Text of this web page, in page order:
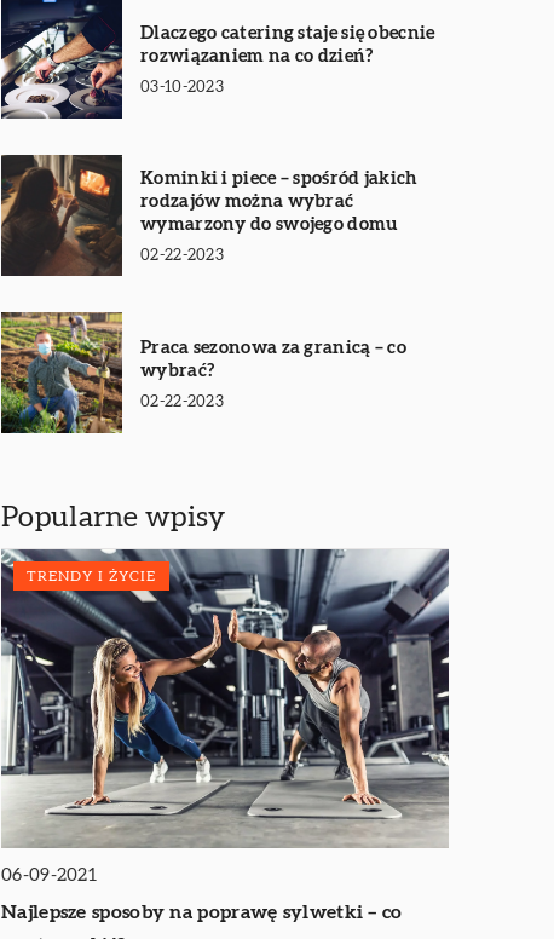
Dlaczego catering staje się obecnie
rozwiązaniem na co dzień?
03-10-2023
Kominki i piece – spośród jakich
rodzajów można wybrać
wymarzony do swojego domu
02-22-2023
Praca sezonowa za granicą – co
wybrać?
02-22-2023
Popularne wpisy
TRENDY I ŻYCIE
06-09-2021
Najlepsze sposoby na poprawę sylwetki – co